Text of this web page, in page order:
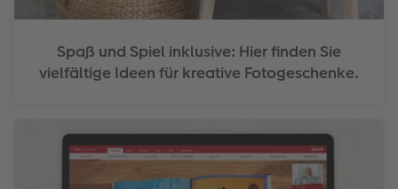
Spaß und Spiel inklusive: Hier finden Sie
vielfältige Ideen für kreative Fotogeschenke.